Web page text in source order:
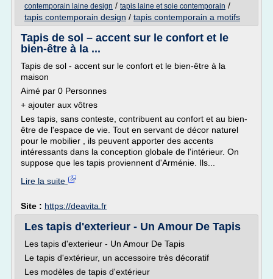
contemporain laine design / tapis laine et soie contemporain /
tapis contemporain design / tapis contemporain a motifs
Tapis de sol – accent sur le confort et le
bien-être à la ...
Tapis de sol - accent sur le confort et le bien-être à la
maison
Aimé par 0 Personnes
+ ajouter aux vôtres
Les tapis, sans conteste, contribuent au confort et au bien-
être de l'espace de vie. Tout en servant de décor naturel
pour le mobilier , ils peuvent apporter des accents
intéressants dans la conception globale de l'intérieur. On
suppose que les tapis proviennent d'Arménie. Ils...
Lire la suite
Site : https://deavita.fr
Les tapis d'exterieur - Un Amour De Tapis
Les tapis d'exterieur - Un Amour De Tapis
Le tapis d'extérieur, un accessoire très décoratif
Les modèles de tapis d'extérieur